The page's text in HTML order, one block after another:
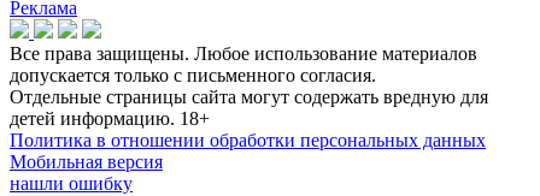
Реклама
Все права защищены. Любое использование материалов
допускается только с письменного согласия.
Отдельные страницы сайта могут содержать вредную для
детей информацию. 18+
Политика в отношении обработки персональных данных
Мобильная версия
нашли ошибку